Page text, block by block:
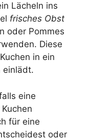
Lächeln ins
frisches Obst
oder Pommes
Diese
in ein
einlädt.
eine
für eine
oder